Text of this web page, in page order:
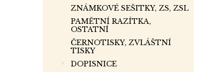
ZNÁMKOVÉ SEŠITKY, ZS, ZSL
PAMĚTNÍ RAZÍTKA,
OSTATNÍ
ČERNOTISKY, ZVLÁŠTNÍ
TISKY
DOPISNICE